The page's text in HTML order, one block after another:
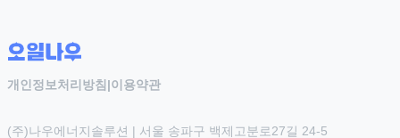
개인정보처리방침 |이용약관
(주)나우에너지솔루션 | 서울 송파구 백제고분로27길 24-5